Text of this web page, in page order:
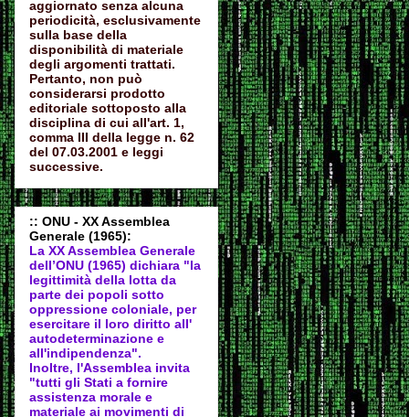
aggiornato senza alcuna
periodicità, esclusivamente
sulla base della
disponibilità di materiale
degli argomenti trattati.
Pertanto, non può
considerarsi prodotto
editoriale sottoposto alla
disciplina di cui all'art. 1,
comma III della legge n. 62
del 07.03.2001 e leggi
successive.
:: ONU - XX Assemblea
Generale (1965):
La XX Assemblea Generale
dell’ONU (1965) dichiara "la
legittimità della lotta da
parte dei popoli sotto
oppressione coloniale, per
esercitare il loro diritto all'
autodeterminazione e
all'indipendenza".
Inoltre, l'Assemblea invita
"tutti gli Stati a fornire
assistenza morale e
materiale ai movimenti di